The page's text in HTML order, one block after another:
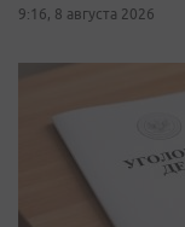
9:16, 8 августа 2026